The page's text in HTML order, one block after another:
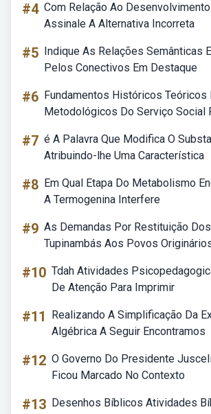
#4 Com Relação Ao
Assinale A Alternativa Incorreta
#5 Indique As Relações Semânticas
Pelos Conectivos Em Destaque
#6 Fundamentos Históricos Teóricos
Metodológicos Do Serviço Social
#7 é A Palavra Que Modifica O
Atribuindo-lhe Uma Característica
#8 Em Qual Etapa Do Metabolismo
A Termogenina Interfere
#9 As Demandas Por Restituição
Tupinambás Aos Povos
#10 Tdah Atividades
De Atenção Para Imprimir
#11
Realizando A Simplificação Da
Algébrica A Seguir Encontramos
#12 O Governo Do Presidente
Ficou Marcado No Contexto
#13 Desenhos Bíblicos Atividades